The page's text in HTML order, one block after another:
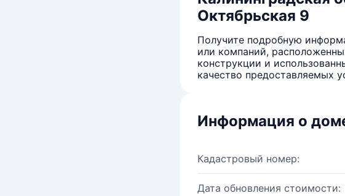
Октябрьская 9
Получите подробную
или компаний,
конструкции и
качество предоставляемых
Информация о
Кадастровый номер:
Дата обновления стоимости: